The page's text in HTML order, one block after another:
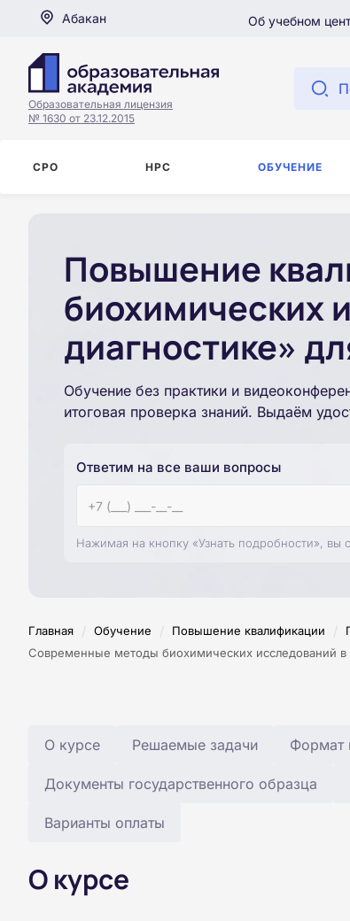
Абакан Об учебном
Образовательная лицензия
№ 1630 от 23.12.2015
СРО НРС ОБУЧЕНИЕ
Повышение
биохимических
диагностике»
Обучение без практики и
итоговая проверка знаний. Выдаём
Ответим на все ваши вопросы
Нажимая на кнопку «Узнать подробности», вы
Главная / Обучение / Повышение квалификации /
Современные методы биохимических исследований в
О курсе Решаемые задачи Формат
Документы государственного образца
Варианты оплаты
О курсе